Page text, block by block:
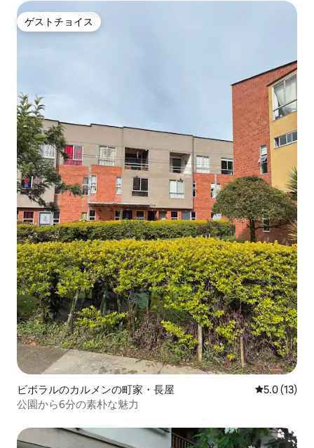
ゲストチョイス
ゲストチョイス
ビボラルのカルメンの町家・長屋 レビュー13
5.0 (13)
公園から6分の素朴な魅力